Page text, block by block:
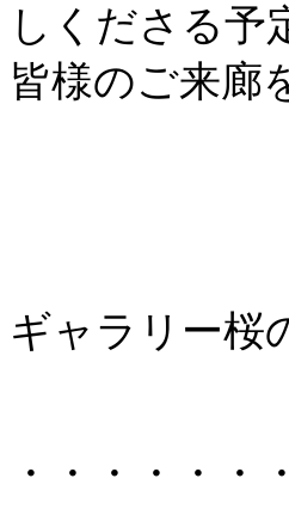
しくださる予
皆様のご来廊
ギャラリー桜
・・・・・・